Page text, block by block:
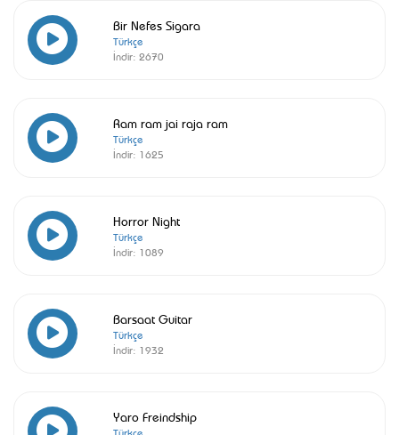
Bir Nefes Sigara
Türkçe
İndir: 2670
Ram ram jai raja ram
Türkçe
İndir: 1625
Horror Night
Türkçe
İndir: 1089
Barsaat Guitar
Türkçe
İndir: 1932
Yaro Freindship